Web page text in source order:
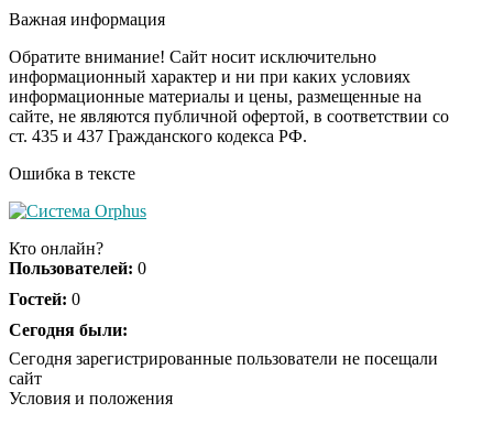
шоке от увиденного
i
Ролик из Омска: вы
будете смеяться долго
Ржу не переставая, это
Скрытая камера на
люди вытворяют, когда
Важная информация
Обратите внимание! Сайт носит исключительно
информационный характер и ни при каких условиях
информационные материалы и цены, размещенные на
сайте, не являются публичной офертой, в соответствии со
ст. 435 и 437 Гражданского кодекса РФ.
Ошибка в тексте
Кто онлайн?
Пользователей: 0
Гостей: 0
Сегодня были:
Сегодня зарегистрированные пользователи не посещали
сайт
Условия и положения